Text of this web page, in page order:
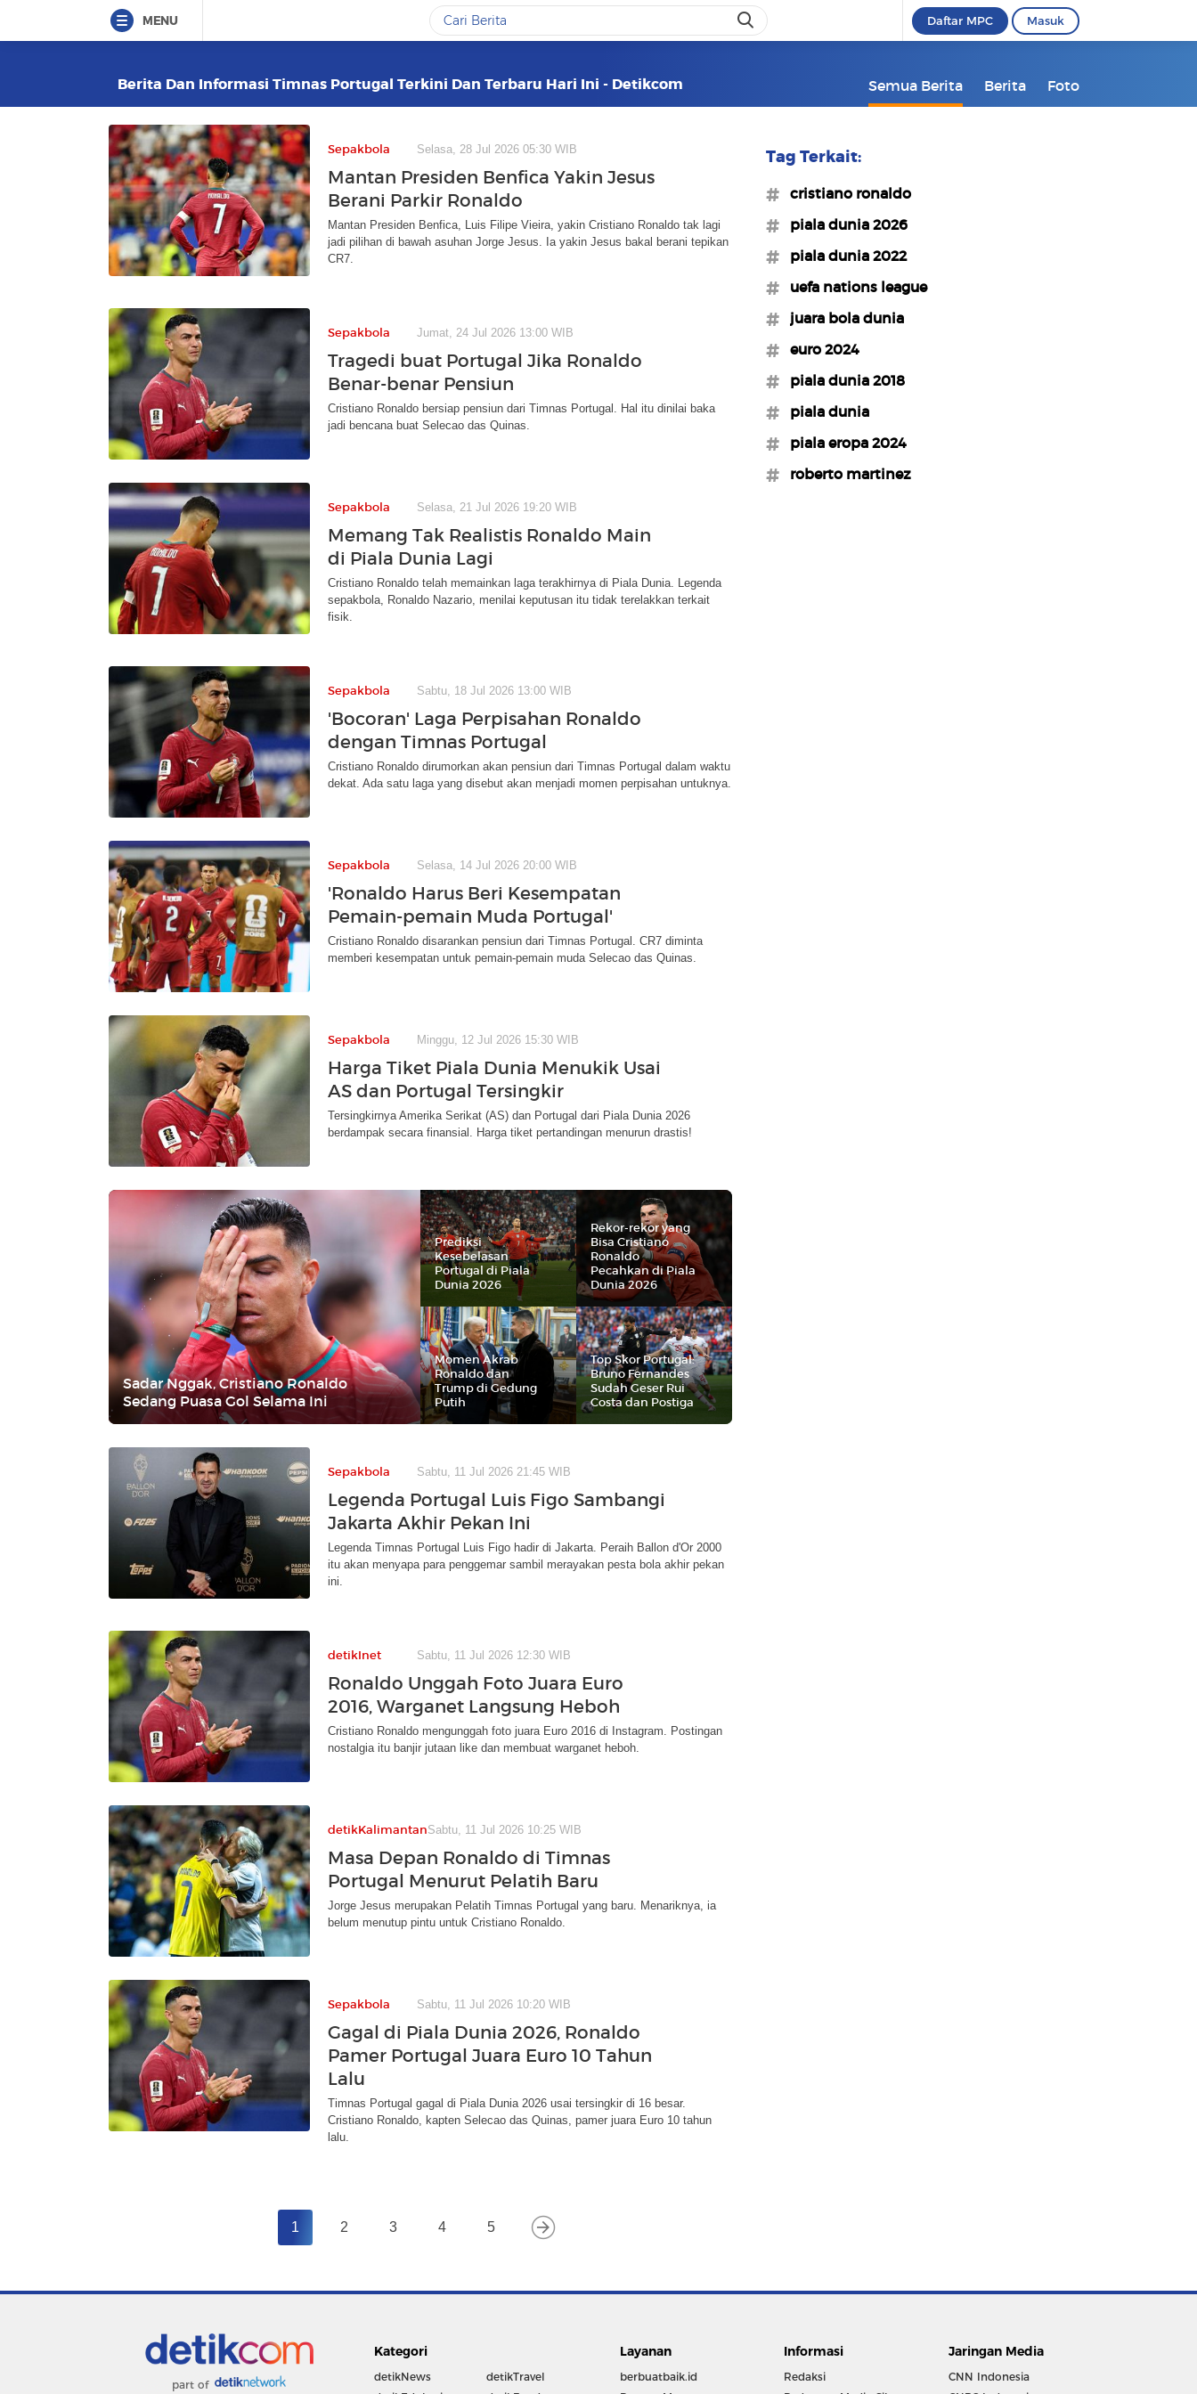
MENU Daftar MPC Masuk
Berita Dan Informasi Timnas Portugal Terkini Dan Terbaru Hari Ini - Detikcom Semua Berita Berita Foto
Sepakbola Selasa, 28 Jul 2026 05:30 WIB
Mantan Presiden Benfica Yakin Jesus
Berani Parkir Ronaldo
Mantan Presiden Benfica, Luis Filipe Vieira, yakin Cristiano Ronaldo tak lagi
jadi pilihan di bawah asuhan Jorge Jesus. Ia yakin Jesus bakal berani tepikan
CR7.
Sepakbola Jumat, 24 Jul 2026 13:00 WIB
Tragedi buat Portugal Jika Ronaldo
Benar-benar Pensiun
Cristiano Ronaldo bersiap pensiun dari Timnas Portugal. Hal itu dinilai baka
jadi bencana buat Selecao das Quinas.
Sepakbola Selasa, 21 Jul 2026 19:20 WIB
Memang Tak Realistis Ronaldo Main
di Piala Dunia Lagi
Cristiano Ronaldo telah memainkan laga terakhirnya di Piala Dunia. Legenda
sepakbola, Ronaldo Nazario, menilai keputusan itu tidak terelakkan terkait
fisik.
Sepakbola Sabtu, 18 Jul 2026 13:00 WIB
'Bocoran' Laga Perpisahan Ronaldo
dengan Timnas Portugal
Cristiano Ronaldo dirumorkan akan pensiun dari Timnas Portugal dalam waktu
dekat. Ada satu laga yang disebut akan menjadi momen perpisahan untuknya.
Sepakbola Selasa, 14 Jul 2026 20:00 WIB
'Ronaldo Harus Beri Kesempatan
Pemain-pemain Muda Portugal'
Cristiano Ronaldo disarankan pensiun dari Timnas Portugal. CR7 diminta
memberi kesempatan untuk pemain-pemain muda Selecao das Quinas.
Sepakbola Minggu, 12 Jul 2026 15:30 WIB
Harga Tiket Piala Dunia Menukik Usai
AS dan Portugal Tersingkir
Tersingkirnya Amerika Serikat (AS) dan Portugal dari Piala Dunia 2026
berdampak secara finansial. Harga tiket pertandingan menurun drastis!
Sadar Nggak, Cristiano Ronaldo
Sedang Puasa Gol Selama Ini
Prediksi
Kesebelasan
Portugal di Piala
Dunia 2026
Rekor-rekor yang
Bisa Cristiano
Ronaldo
Pecahkan di Piala
Dunia 2026
Momen Akrab
Ronaldo dan
Trump di Gedung
Putih
Top Skor Portugal:
Bruno Fernandes
Sudah Geser Rui
Costa dan Postiga
Sepakbola Sabtu, 11 Jul 2026 21:45 WIB
Legenda Portugal Luis Figo Sambangi
Jakarta Akhir Pekan Ini
Legenda Timnas Portugal Luis Figo hadir di Jakarta. Peraih Ballon d'Or 2000
itu akan menyapa para penggemar sambil merayakan pesta bola akhir pekan
ini.
detikInet Sabtu, 11 Jul 2026 12:30 WIB
Ronaldo Unggah Foto Juara Euro
2016, Warganet Langsung Heboh
Cristiano Ronaldo mengunggah foto juara Euro 2016 di Instagram. Postingan
nostalgia itu banjir jutaan like dan membuat warganet heboh.
detikKalimantanSabtu, 11 Jul 2026 10:25 WIB
Masa Depan Ronaldo di Timnas
Portugal Menurut Pelatih Baru
Jorge Jesus merupakan Pelatih Timnas Portugal yang baru. Menariknya, ia
belum menutup pintu untuk Cristiano Ronaldo.
Sepakbola Sabtu, 11 Jul 2026 10:20 WIB
Gagal di Piala Dunia 2026, Ronaldo
Pamer Portugal Juara Euro 10 Tahun
Lalu
Timnas Portugal gagal di Piala Dunia 2026 usai tersingkir di 16 besar.
Cristiano Ronaldo, kapten Selecao das Quinas, pamer juara Euro 10 tahun
lalu.
1 2 3 4 5
Tag Terkait:
#cristiano ronaldo
#piala dunia 2026
#piala dunia 2022
#uefa nations league
#juara bola dunia
#euro 2024
#piala dunia 2018
#piala dunia
#piala eropa 2024
#roberto martinez
part of
Kategori
detikNews
detikTravel
Layanan
berbuatbaik.id
Informasi
Redaksi
Jaringan Media
CNN Indonesia